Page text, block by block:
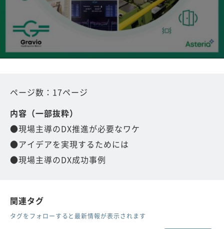
ページ数：17ページ
内容（一部抜粋）
●現場主導のDX推進が必要なワケ
●アイデアを実現するためには
●現場主導のDX成功事例
関連タグ
タグをフォローすると最新情報が表示されます